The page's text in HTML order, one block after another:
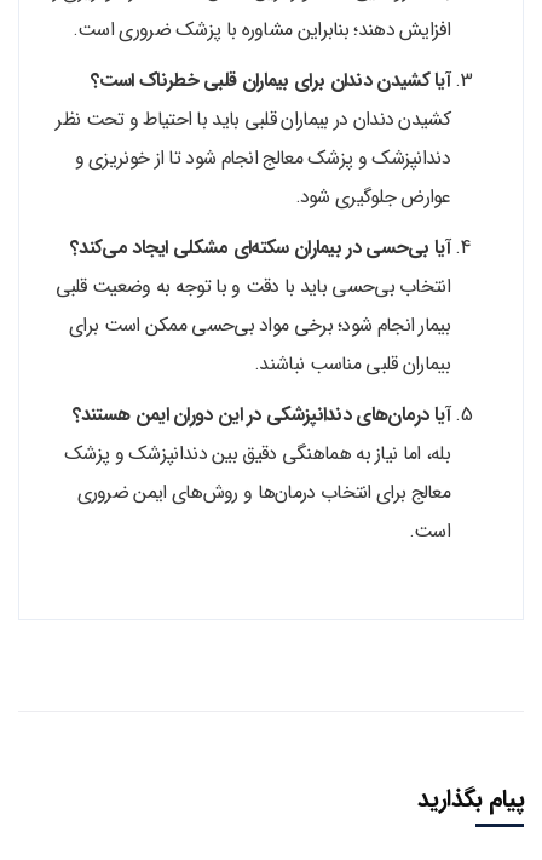
افزایش دهند؛ بنابراین مشاوره با پزشک ضروری است.
آیا کشیدن دندان برای بیماران قلبی خطرناک است؟
کشیدن دندان در بیماران قلبی باید با احتیاط و تحت نظر
دندانپزشک و پزشک معالج انجام شود تا از خونریزی و
عوارض جلوگیری شود.
آیا بی‌حسی در بیماران سکته‌ای مشکلی ایجاد می‌کند؟
انتخاب بی‌حسی باید با دقت و با توجه به وضعیت قلبی
بیمار انجام شود؛ برخی مواد بی‌حسی ممکن است برای
بیماران قلبی مناسب نباشند.
آیا درمان‌های دندانپزشکی در این دوران ایمن هستند؟
بله، اما نیاز به هماهنگی دقیق بین دندانپزشک و پزشک
معالج برای انتخاب درمان‌ها و روش‌های ایمن ضروری
است.
پیام بگذارید